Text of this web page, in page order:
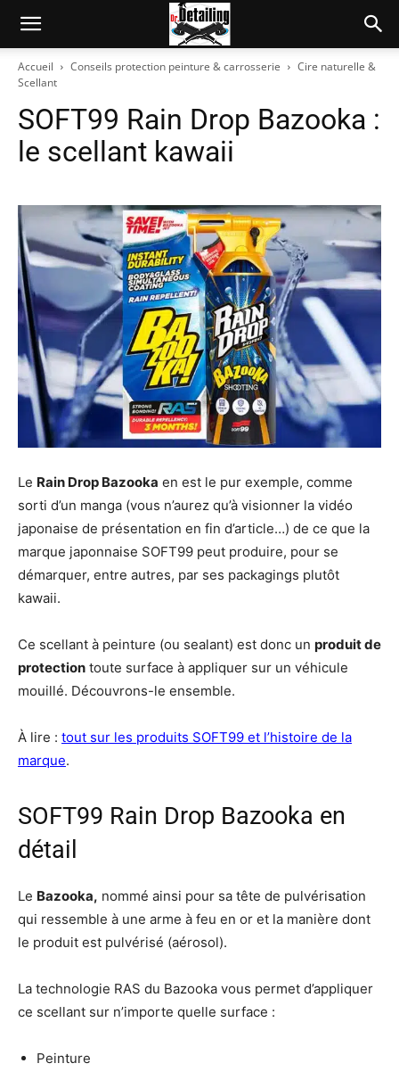
Accueil Conseils protection peinture & carrosserie
Cire naturelle &
Scellant
SOFT99 Rain Drop Bazooka :
le scellant kawaii
Le Rain Drop Bazooka en est le pur exemple, comme
sorti d’un manga (vous n’aurez qu’à visionner la vidéo
japonaise de présentation en fin d’article…) de ce que la
marque japonnaise SOFT99 peut produire, pour se
démarquer, entre autres, par ses packagings plutôt
kawaii.
Ce scellant à peinture (ou sealant) est donc un produit de
protection toute surface à appliquer sur un véhicule
mouillé. Découvrons-le ensemble.
À lire : tout sur les produits SOFT99 et l’histoire de la
marque.
SOFT99 Rain Drop Bazooka en
détail
Le Bazooka, nommé ainsi pour sa tête de pulvérisation
qui ressemble à une arme à feu en or et la manière dont
le produit est pulvérisé (aérosol).
La technologie RAS du Bazooka vous permet d’appliquer
ce scellant sur n’importe quelle surface :
Peinture